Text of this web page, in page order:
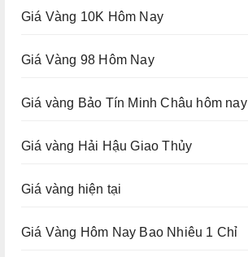
Giá Vàng 10K Hôm Nay
Giá Vàng 98 Hôm Nay
Giá vàng Bảo Tín Minh Châu hôm nay
Giá vàng Hải Hậu Giao Thủy
Giá vàng hiện tại
Giá Vàng Hôm Nay Bao Nhiêu 1 Chỉ